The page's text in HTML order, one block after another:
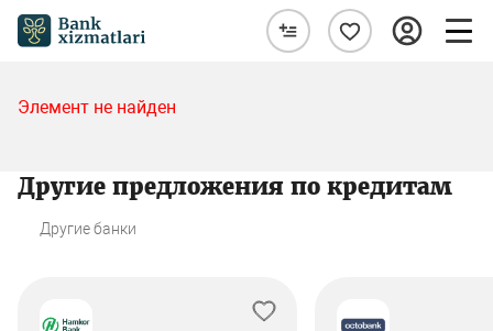
Элемент не найден
Другие предложения по кредитам
Другие банки